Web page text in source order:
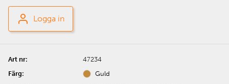
Logga in
47234
Guld